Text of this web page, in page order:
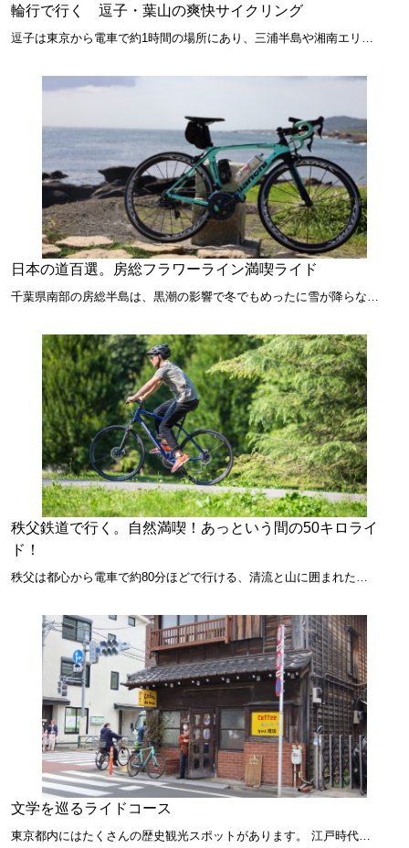
輪行で行く 逗子・葉山の爽快サイクリング
逗子は東京から電車で約1時間の場所にあり、三浦半島や湘南エリ…
日本の道百選。房総フラワーライン満喫ライド
千葉県南部の房総半島は、黒潮の影響で冬でもめったに雪が降らな…
秩父鉄道で行く。自然満喫！あっという間の50キロライ
ド！
秩父は都心から電車で約80分ほどで行ける、清流と山に囲まれた…
文学を巡るライドコース
東京都内にはたくさんの歴史観光スポットがあります。 江戸時代…